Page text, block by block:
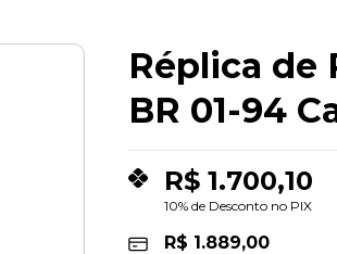
Réplica de
BR 01-94
R$ 1.700,10
10% de Desconto no PIX
R$ 1.889,00